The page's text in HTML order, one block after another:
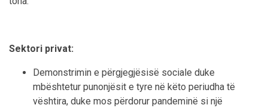
Sektori privat:
Demonstrimin e përgjegjësisë sociale duke
mbështetur punonjësit e tyre në këto periudha të
vështira, duke mos përdorur pandeminë si një